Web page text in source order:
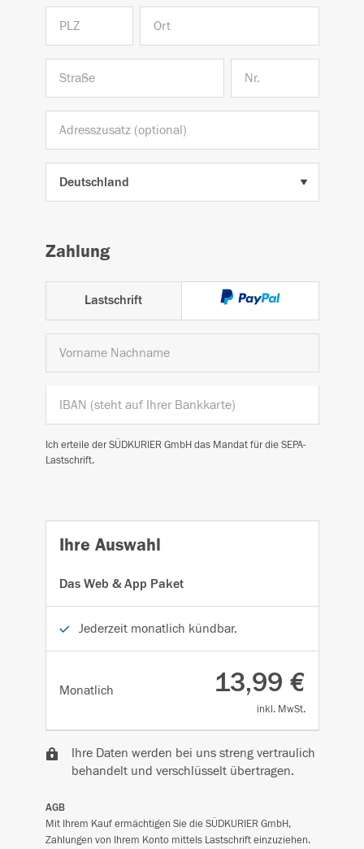
Zahlung
Lastschrift
Ich erteile der SÜDKURIER GmbH das Mandat für die SEPA-
Lastschrift.
Ihre Auswahl
Das Web & App Paket
Jederzeit monatlich kündbar.
Monatlich 13,99 €
inkl. MwSt.
Ihre Daten werden bei uns streng vertraulich
behandelt und verschlüsselt übertragen.
AGB
Mit Ihrem Kauf ermächtigen Sie die SÜDKURIER GmbH,
Zahlungen von Ihrem Konto mittels Lastschrift einzuziehen.